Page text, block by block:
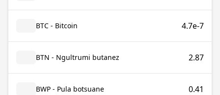
BTC - Bitcoin 4.7e-7
BTN - Ngultrumi butanez 2.87
BWP - Pula botsuane 0.41